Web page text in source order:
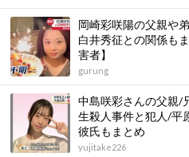
岡崎彩咲陽の父親や
白井秀征との関係も
害者】
gurung
中島咲彩さんの父親/
生殺人事件と犯人/平
彼氏もまとめ
yujitake226